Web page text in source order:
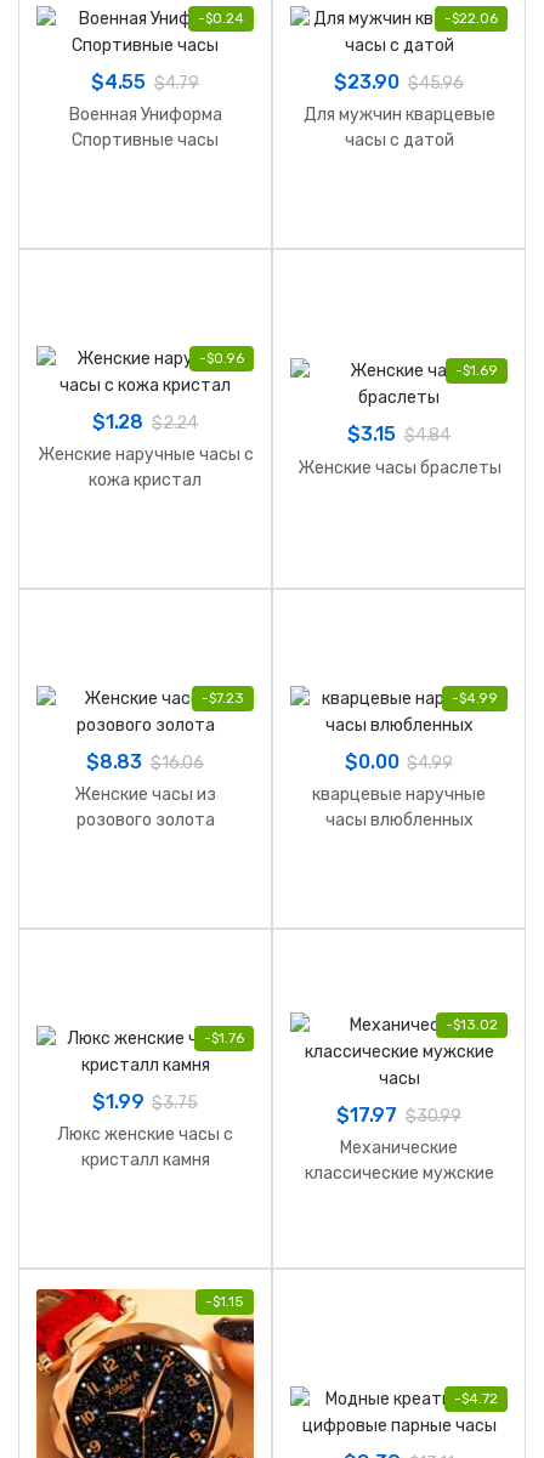
-$0.24
$4.55 $4.79
Военная Униформа
Спортивные часы
-$22.06
$23.90 $45.96
Для мужчин кварцевые
часы с датой
-$0.96
$1.28 $2.24
Женские наручные часы с
кожа кристал
-$1.69
$3.15 $4.84
Женские часы браслеты
-$7.23
$8.83 $16.06
Женские часы из
розового золота
-$4.99
$0.00 $4.99
кварцевые наручные
часы влюбленных
-$1.76
$1.99 $3.75
Люкс женские часы с
кристалл камня
-$13.02
$17.97 $30.99
Механические
классические мужские
-$1.15
-$4.72